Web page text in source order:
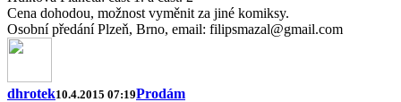
Cena dohodou, možnost vyměnit za jiné komiksy.
Osobní předání Plzeň, Brno, email: filipsmazal@gmail.com
dhrotek10.4.2015 07:19Prodám